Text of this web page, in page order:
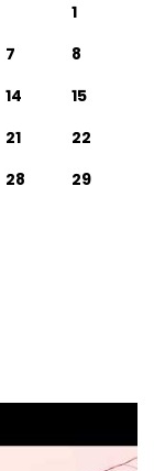
1
7
8
14
15
21
22
28
29